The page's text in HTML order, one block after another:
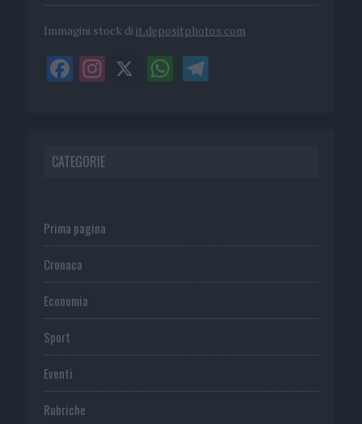
Immagini stock di it.depositphotos.com
CATEGORIE
Prima pagina
Cronaca
Economia
Sport
Eventi
Rubriche